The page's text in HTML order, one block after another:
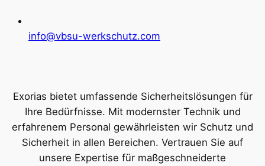
info@vbsu-werkschutz.com
Exorias bietet umfassende Sicherheitslösungen für
Ihre Bedürfnisse. Mit modernster Technik und
erfahrenem Personal gewährleisten wir Schutz und
Sicherheit in allen Bereichen. Vertrauen Sie auf
unsere Expertise für maßgeschneiderte